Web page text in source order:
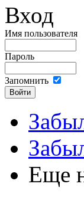
Вход
Имя пользователя
Пароль
Запомнить
Еще